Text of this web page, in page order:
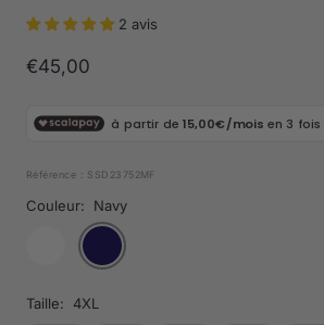
2 avis
Prix
vente
€45,00
Référence : SSD23752MF
Couleur: Navy
Taille: 4XL